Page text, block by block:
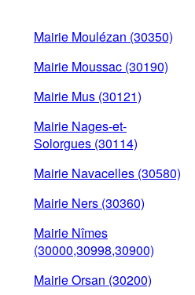
Mairie Moulézan (30350)
Mairie Moussac (30190)
Mairie Mus (30121)
Mairie Nages-et-
Solorgues (30114)
Mairie Navacelles (30580)
Mairie Ners (30360)
Mairie Nîmes
(30000,30998,30900)
Mairie Orsan (30200)